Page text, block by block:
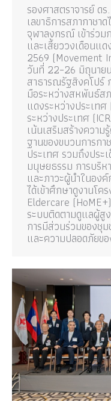
รองศาสตราจารย์ ด
เลขาธิการสภากาชา
จุฬาลงกรณ์ เข้าร่วม
และเสี้ยววงเดือนแ
2569 (Movement
วันที่ 22–26 มิถุนาย
สาธารณรัฐสิงคโปร์
มือระหว่างสหพันธ์ส
แดงระหว่างประเท
ระหว่างประเทศ
เน้นเสริมสร้างควา
ฐานของขบวนการกา
ประเทศ รวมถึงประ
มนุษยธรรม การบริห
และภาวะผู้นำในอง
ได้เข้าศึกษาดูงานโ
Eldercare
ระบบติดตามดูแลผู้สู
การมีส่วนร่วมของชุ
และความปลอดภัยข